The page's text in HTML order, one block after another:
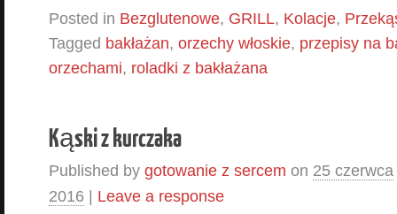
Posted in Bezglutenowe, GRILL, Kolacje,
Tagged bakłażan, orzechy włoskie, przepisy na
orzechami, roladki z bakłażana
Kąski z kurczaka
Published by gotowanie z sercem on 25 czerwca
2016 | Leave a response